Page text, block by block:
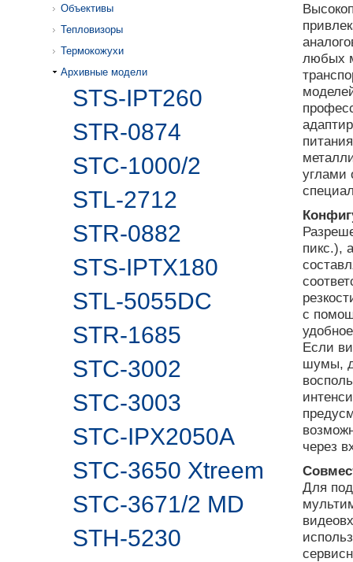
Объективы
Тепловизоры
Термокожухи
Архивные модели
STS-IPT260
STR-0874
STC-1000/2
STL-2712
STR-0882
STS-IPTX180
STL-5055DC
STR-1685
STC-3002
STC-3003
STC-IPX2050A
STC-3650 Xtreem
STC-3671/2 MD
STH-5230
любых
углами
пикс.),
с
Если
шумы,
через
Для